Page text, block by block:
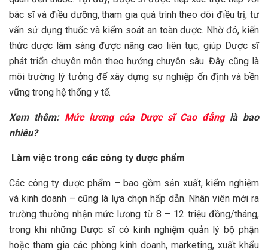
bác sĩ và điều dưỡng, tham gia quá trình theo dõi điều trị, tư
vấn sử dụng thuốc và kiểm soát an toàn dược. Nhờ đó, kiến
thức dược lâm sàng được nâng cao liên tục, giúp Dược sĩ
phát triển chuyên môn theo hướng chuyên sâu. Đây cũng là
môi trường lý tưởng để xây dựng sự nghiệp ổn định và bền
vững trong hệ thống y tế.
Xem thêm: Mức lương của Dược sĩ Cao đẳnglà bao
nhiêu?
Làm việc trong các công ty dược phẩm
Các công ty dược phẩm – bao gồm sản xuất, kiểm nghiệm
và kinh doanh – cũng là lựa chọn hấp dẫn. Nhân viên mới ra
trường thường nhận mức lương từ 8 – 12 triệu đồng/tháng,
trong khi những Dược sĩ có kinh nghiệm quản lý bộ phận
hoặc tham gia các phòng kinh doanh, marketing, xuất khẩu